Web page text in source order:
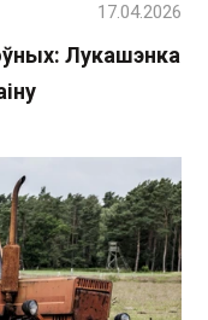
Лукашэнка
17.04.2026